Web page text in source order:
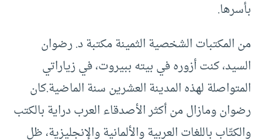
بأسرها.
من المكتبات الشخصية الثمينة مكتبة د. رضوان
السيد، كنت أزوره في بيته ببيروت، في زياراتي
المتواصلة لهذه المدينة العشرين سنة الماضية.كان
رضوان ومازال من أكثر الأصدقاء العرب دراية بالكتب
والكتّاب باللغات العربية والألمانية والإنجليزية، ظل